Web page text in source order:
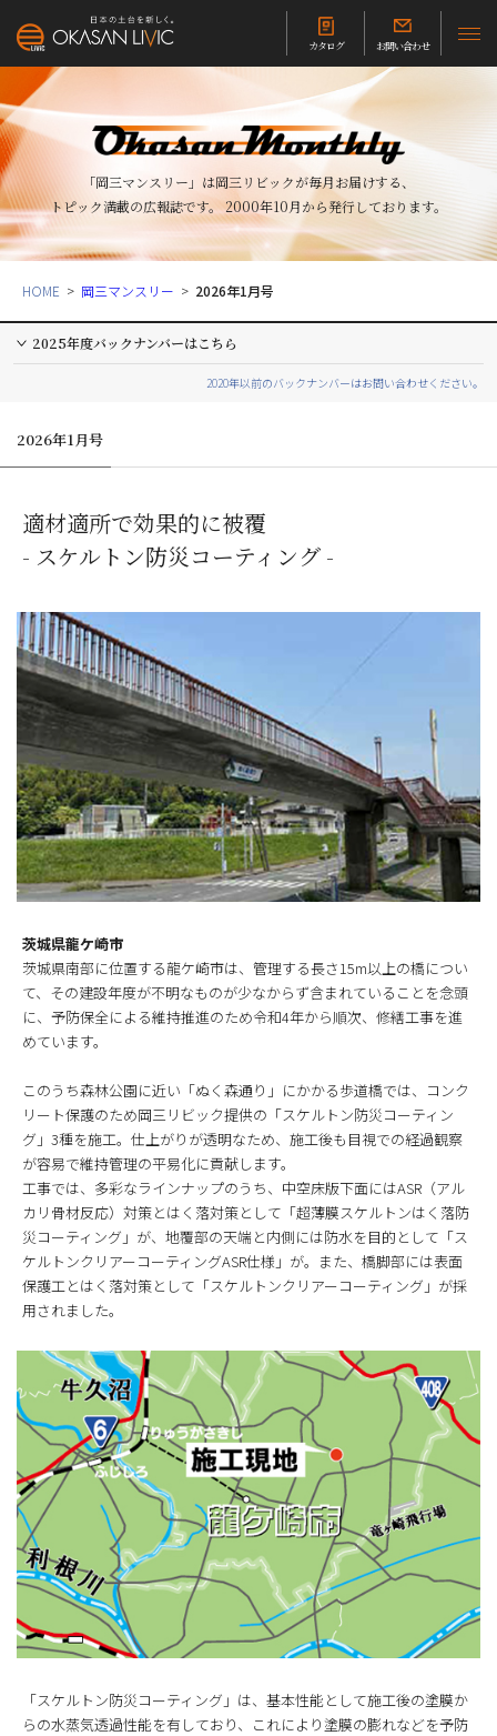
カタログ お問い合わせ
「岡三マンスリー」は岡三リビックが毎月お届けする、
トピック満載の広報誌です。2000年10月から発行しております。
HOME 岡三マンスリー 2026年1月号
2025年度バックナンバーはこちら
2020年以前のバックナンバーはお問い合わせください。
2026年1月号
適材適所で効果的に被覆
- スケルトン防災コーティング -
茨城県龍ケ崎市
茨城県南部に位置する龍ケ崎市は、管理する長さ15m以上の橋につい
て、その建設年度が不明なものが少なからず含まれていることを念頭
に、予防保全による維持推進のため令和4年から順次、修繕工事を進
めています。
このうち森林公園に近い「ぬく森通り」にかかる歩道橋では、コンク
リート保護のため岡三リビック提供の「スケルトン防災コーティン
グ」3種を施工。仕上がりが透明なため、施工後も目視での経過観察
が容易で維持管理の平易化に貢献します。
工事では、多彩なラインナップのうち、中空床版下面にはASR（アル
カリ骨材反応）対策とはく落対策として「超薄膜スケルトンはく落防
災コーティング」が、地覆部の天端と内側には防水を目的として「ス
ケルトンクリアーコーティングASR仕様」が。また、橋脚部には表面
保護工とはく落対策として「スケルトンクリアーコーティング」が採
用されました。
「スケルトン防災コーティング」は、基本性能として施工後の塗膜か
らの水蒸気透過性能を有しており、これにより塗膜の膨れなどを予防